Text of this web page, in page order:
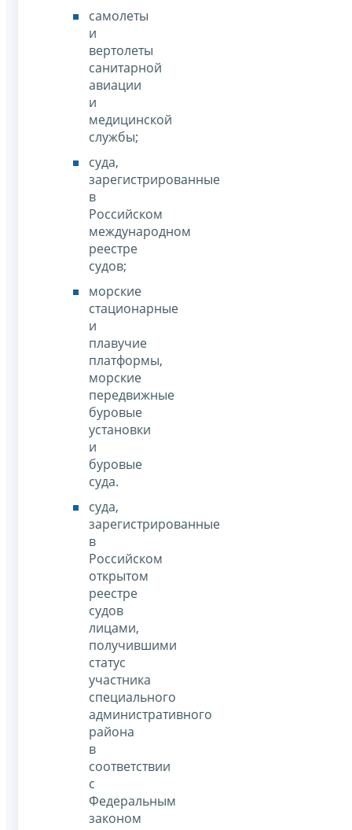
самолеты
и
вертолеты
санитарной
авиации
и
медицинской
службы;
суда,
зарегистрированные
в
Российском
международном
реестре
судов;
морские
стационарные
и
плавучие
платформы,
морские
передвижные
буровые
установки
и
буровые
суда.
суда,
зарегистрированные
в
Российском
открытом
реестре
судов
лицами,
получившими
статус
участника
специального
административного
района
в
соответствии
с
Федеральным
законом